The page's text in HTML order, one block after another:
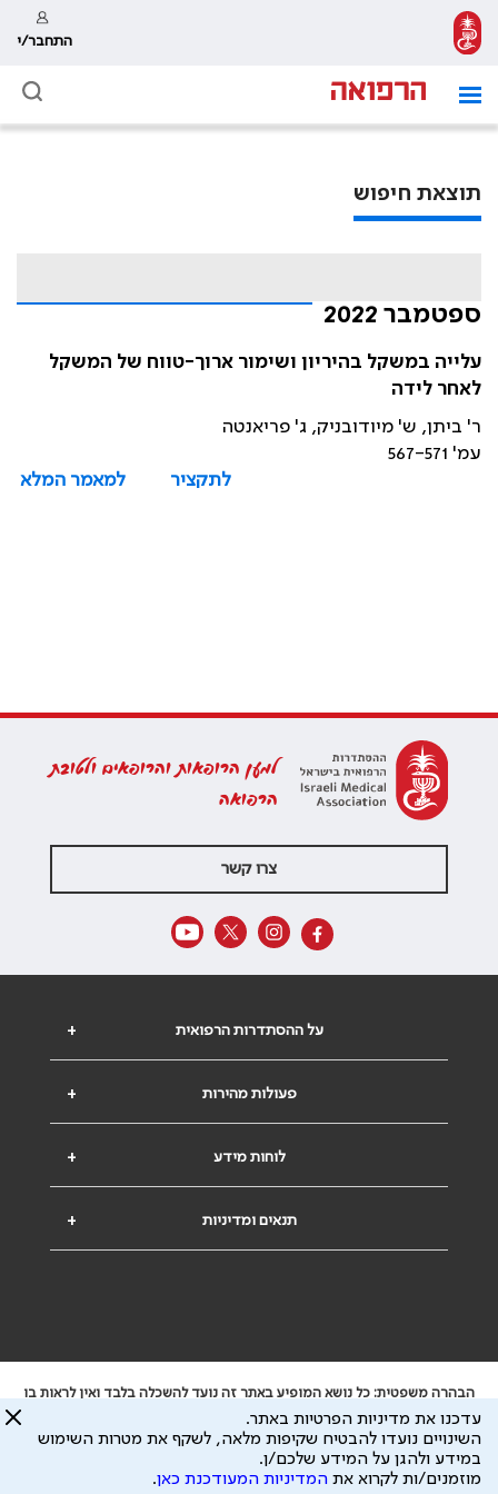
התחבר/י
תוצאת חיפוש
ספטמבר 2022
עלייה במשקל בהיריון ושימור ארוך-טווח של המשקל
לאחר לידה
ר' ביתן, ש' מיודובניק, ג' פריאנטה
עמ' 567-571
לתקציר
למאמר המלא
למען הרופאות והרופאים ולטובת
הרפואה
צרו קשר
+ על ההסתדרות הרפואית
+ פעולות מהירות
+ לוחות מידע
+ תנאים ומדיניות
הבהרה משפטית: כל נושא המופיע באתר זה נועד להשכלה בלבד ואין לראות בו
ייעוץ רפואי או משפטי. אין הר"י אחראית לתוכן המתפרסם באתר זה ולכל נזק
שעלול להיגרם.
ידוע לי שהר"י אוספת ושומרת מידע אישי לצורך מתן השרות וכי חלק ממנו עשוי
להיות מועבר לצדדים שלישיים, הכל בכפוף למדיניות הפרטיות
עדכנו את מדיניות הפרטיות באתר.
השינויים נועדו להבטיח שקיפות מלאה, לשקף את מטרות השימוש
במידע ולהגן על המידע שלכם/ן.
מוזמנים/ות לקרוא את המדיניות המעודכנת כאן.